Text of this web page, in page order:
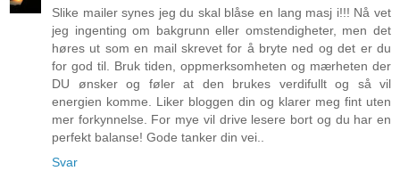
Slike mailer synes jeg du skal blåse en lang masj i!!! Nå vet
jeg ingenting om bakgrunn eller omstendigheter, men det
høres ut som en mail skrevet for å bryte ned og det er du
for god til. Bruk tiden, oppmerksomheten og mærheten der
DU ønsker og føler at den brukes verdifullt og så vil
energien komme. Liker bloggen din og klarer meg fint uten
mer forkynnelse. For mye vil drive lesere bort og du har en
perfekt balanse! Gode tanker din vei..
Svar